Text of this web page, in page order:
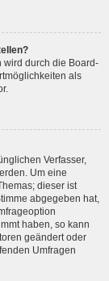
wird durch die Board-
als
Verfasser,
Um eine
dieser ist
abgegeben hat,
haben, so kann
geändert oder
Umfragen